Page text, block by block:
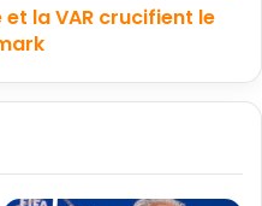
et la VAR crucifient le